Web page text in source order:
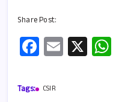
Share Post:
Fa
ce
b
E
m
X
Tags: CSIR